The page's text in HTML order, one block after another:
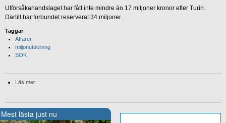
Utförsåkarlandslaget har fått inte mindre än 17 miljoner kronor efter Turin.
Därtill har förbundet reserverat 34 miljoner.
Taggar
Affärer
miljonutdelning
SOK
Läs mer
Mest lästa just nu